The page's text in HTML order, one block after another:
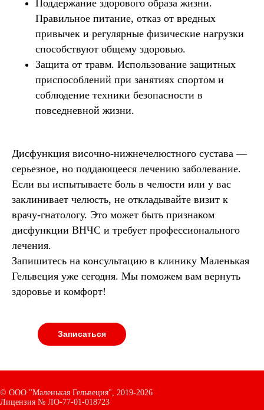
Поддержание здорового образа жизни.
Правильное питание, отказ от вредных
привычек и регулярные физические нагрузки
способствуют общему здоровью.
Защита от травм. Использование защитных
приспособлений при занятиях спортом и
соблюдение техники безопасности в
повседневной жизни.
Дисфункция височно-нижнечелюстного сустава —
серьезное, но поддающееся лечению заболевание.
Если вы испытываете боль в челюсти или у вас
заклинивает челюсть, не откладывайте визит к
врачу-гнатологу. Это может быть признаком
дисфункции ВНЧС и требует профессионального
лечения.
Запишитесь на консультацию в клинику Маленькая
Гельвеция уже сегодня. Мы поможем вам вернуть
здоровье и комфорт!
Записаться
© ООО "Маленькая Гельвеция", 2019-2026
Лицензия № ЛО-77-01-018723